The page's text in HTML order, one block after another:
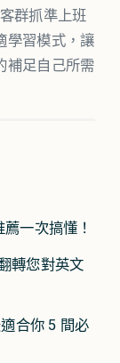
客群抓準上班
學習模式，讓
補足自己所需
一次搞懂！
轉您對英文
合你 5 間必